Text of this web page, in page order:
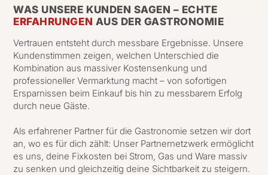
Vorstandsetagen der führenden Zulieferer aufgebaut.
Diese Vertrauensbasis ist einmalig am Markt und dein
direkter Hebel für bessere Margen.
WAS UNSERE KUNDEN SAGEN – ECHTE
ERFAHRUNGEN AUS DER GASTRONOMIE
Vertrauen entsteht durch messbare Ergebnisse. Unsere
Kundenstimmen zeigen, welchen Unterschied die
Kombination aus massiver Kostensenkung und
professioneller Vermarktung macht – von sofortigen
Ersparnissen beim Einkauf bis hin zu messbarem Erfolg
durch neue Gäste.
Als erfahrener Partner für die Gastronomie setzen wir dort
an, wo es für dich zählt: Unser Partnernetzwerk ermöglicht
es uns, deine Fixkosten bei Strom, Gas und Ware massiv
zu senken und gleichzeitig deine Sichtbarkeit zu steigern.